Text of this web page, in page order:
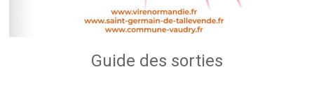
Guide des sorties